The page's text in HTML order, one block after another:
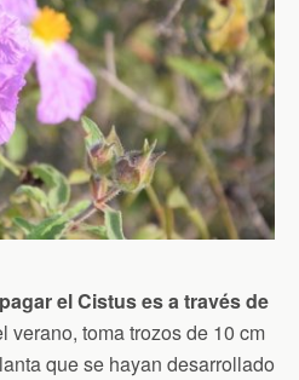
el Cistus es a través de
verano, toma trozos de 10 cm
que se hayan desarrollado